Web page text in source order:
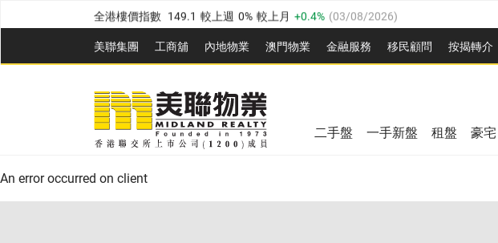
全港樓價指數 149.1 較上週 0% 較上月 0.4% (03/08/2026)
港島樓價指數 157.4 較上週 -0.3% 較上月 -0.8% (03/08/2026)
九龍樓價指數 156.4 較上週 -0.1% 較上月 0.3% (03/08/2026)
新界樓價指數 134.8 較上週 0.1%
美聯信心指數 77.1 較上週 0.7% 較上月 ( 03/08/2026
美聯集團 工商舖 內地物業 澳門物業 金融服務 移民顧問 按揭轉介
全港樓價指數 149.1 較上週 0% 較上月
二手盤 一手新盤 租盤 豪宅
An error occurred on client